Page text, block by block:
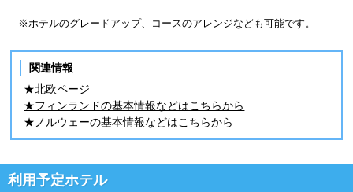
※ホテルのグレードアップ、コースのアレンジなども可能です。
関連情報
★北欧ページ
★フィンランドの基本情報などはこちらから
★ノルウェーの基本情報などはこちらから
利用予定ホテル